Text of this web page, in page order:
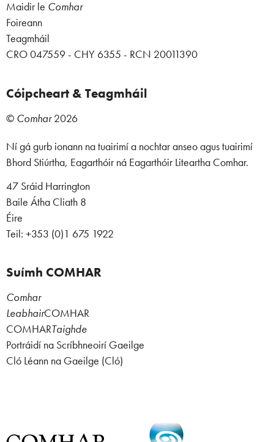
Maidir le Comhar
Foireann
Teagmháil
CRO 047559 - CHY 6355 - RCN 20011390
Cóipcheart & Teagmháil
© Comhar2026
Ní gá gurb ionann na tuairimí a nochtar anseo agus tuairimí
Bhord Stiúrtha, Eagarthóir ná Eagarthóir Liteartha Comhar.
47 Sráid Harrington
Baile Átha Cliath 8
Éire
Teil: +353 (0)1 675 1922
Suímh COMHAR
Comhar
LeabhairCOMHAR
COMHARTaighde
Portráidí na Scríbhneoirí Gaeilge
Cló Léann na Gaeilge (Cló)